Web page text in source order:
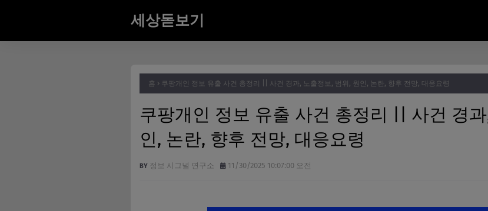
세상돋보기
홈 쿠팡개인 정보 유출 사건 총정리 || 사건 경과, 노출정보, 범위, 원인, 논란, 향후 전망, 대응요령
쿠팡개인 정보 유출 사건 총정리 || 사건 경
인, 논란, 향후 전망, 대응요령
정보 시그널 연구소 11/30/2025 10:07:00 오전